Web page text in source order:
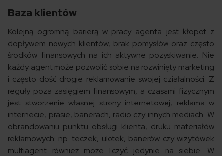
Baza klientów
Kolejną ogromną barierą w pracy agenta jest kłopot z
dopływem nowych klientów, brak pomysłów oraz często
środków finansowych na ich aktywne pozyskiwanie. Nie
każdy agent może pozwolić sobie na rozwinięty marketing
i często dość drogie reklamowanie swojej działalności. Z
reguły poza zasięgiem finansowym, a czasami fizycznym
jest stworzenie własnej strony internetowej, reklama w
internecie, prasie, banerach, radio czy innych mediach. W
obrandowaniu punktu obsługi klienta, druku materiałów
reklamowych: np. teczek, ulotek, banerów czy wizytówek
multiagent również może liczyć jedynie na siebie. W